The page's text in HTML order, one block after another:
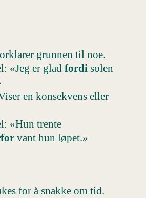
grunnen til noe.
«Jeg er glad fordi solen
en konsekvens eller
«Hun trente
vant hun løpet.»
for å snakke om tid.